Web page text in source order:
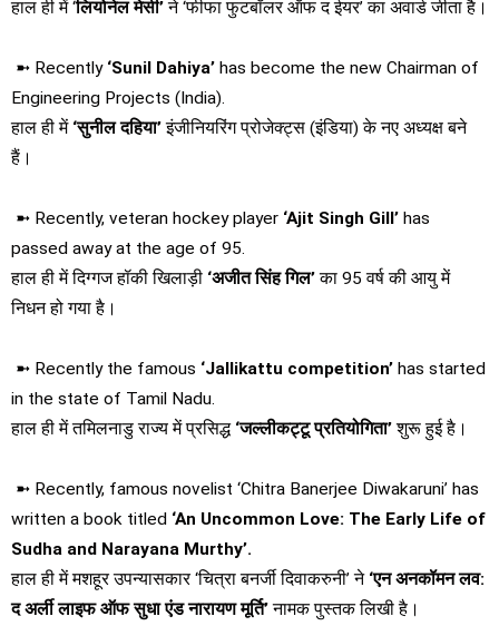
हाल ही में ‘लियोनेल मेसी’ने ‘फीफा फुटबॉलर ऑफ द ईयर’ का अवार्ड जीता है।
➼ Recently ‘Sunil Dahiya’ has become the new Chairman of
Engineering Projects (India).
हाल ही में ‘सुनील दहिया’इंजीनियरिंग प्रोजेक्ट्स (इंडिया) के नए अध्यक्ष बने
हैं।
➼ Recently, veteran hockey player ‘Ajit Singh Gill’ has
passed away at the age of 95.
हाल ही में दिग्गज हॉकी खिलाड़ी ‘अजीत सिंह गिल’का 95 वर्ष की आयु में
निधन हो गया है।
➼ Recently the famous ‘Jallikattu competition’ has started
in the state of Tamil Nadu.
हाल ही में तमिलनाडु राज्य में प्रसिद्ध ‘जल्लीकट्टू प्रतियोगिता’शुरू हुई है।
➼ Recently, famous novelist ‘Chitra Banerjee Diwakaruni’ has
written a book titled ‘An Uncommon Love: The Early Life of
Sudha and Narayana Murthy’.
हाल ही में मशहूर उपन्यासकार ‘चित्रा बनर्जी दिवाकरुनी’ ने ‘एन अनकॉमन लव:
द अर्ली लाइफ ऑफ सुधा एंड नारायण मूर्ति’नामक पुस्तक लिखी है।